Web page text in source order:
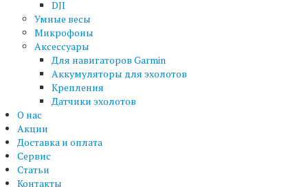
DJI
Умные весы
Микрофоны
Аксессуары
Для навигаторов Garmin
Аккумуляторы для эхолотов
Крепления
Датчики эхолотов
О нас
Акции
Доставка и оплата
Сервис
Статьи
Контакты